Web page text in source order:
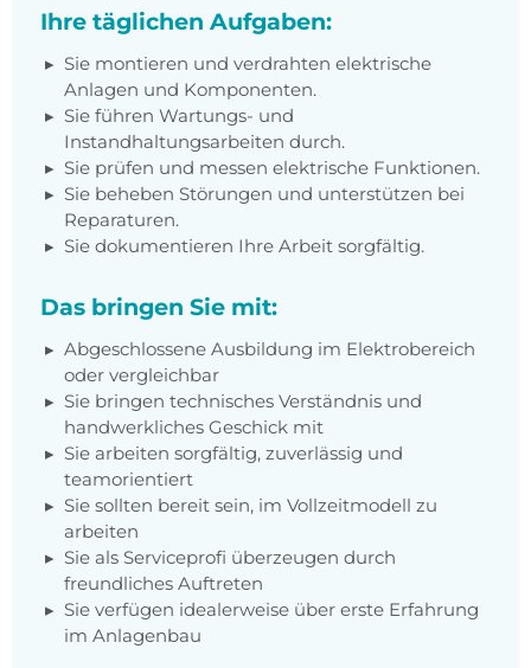
Ihre täglichen Aufgaben:
Sie montieren und verdrahten elektrische
Anlagen und Komponenten.
Sie führen Wartungs- und
Instandhaltungsarbeiten durch.
Sie prüfen und messen elektrische Funktionen.
Sie beheben Störungen und unterstützen bei
Reparaturen.
Sie dokumentieren Ihre Arbeit sorgfältig.
Das bringen Sie mit:
Abgeschlossene Ausbildung im Elektrobereich
oder vergleichbar
Sie bringen technisches Verständnis und
handwerkliches Geschick mit
Sie arbeiten sorgfältig, zuverlässig und
teamorientiert
Sie sollten bereit sein, im Vollzeitmodell zu
arbeiten
Sie als Serviceprofi überzeugen durch
freundliches Auftreten
Sie verfügen idealerweise über erste Erfahrung
im Anlagenbau